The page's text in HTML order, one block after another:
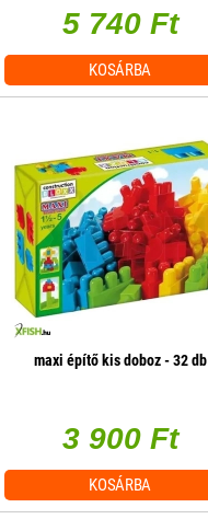
5 740 Ft
KOSÁRBA
maxi építő kis doboz - 32 db
3 900 Ft
KOSÁRBA